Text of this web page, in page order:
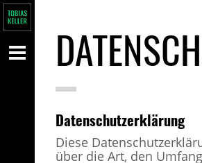
Datenschutzerklärung
Diese
über die Art, den